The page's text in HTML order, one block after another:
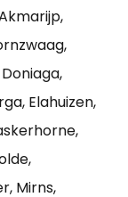
Elahuizen,
Mirns,